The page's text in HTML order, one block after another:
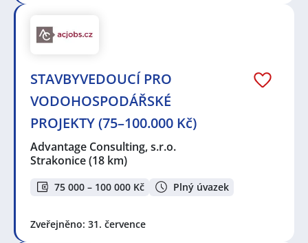
STAVBYVEDOUCÍ PRO
VODOHOSPODÁŘSKÉ
PROJEKTY (75–100.000 Kč)
Advantage Consulting, s.r.o.
Strakonice(18 km)
75 000 – 100 000 Kč Plný úvazek
Zveřejněno: 31. července